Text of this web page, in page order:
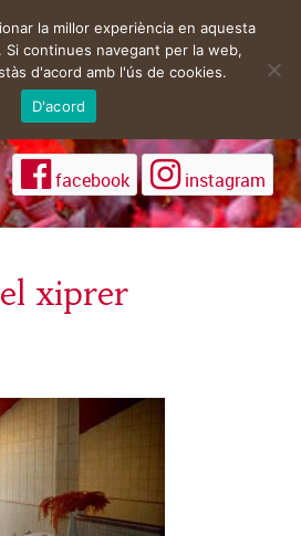
facebook instagram
xiprer
la millor experiència en aquesta
continues navegant per la web,
d'acord amb l'ús de cookies.
D'acord